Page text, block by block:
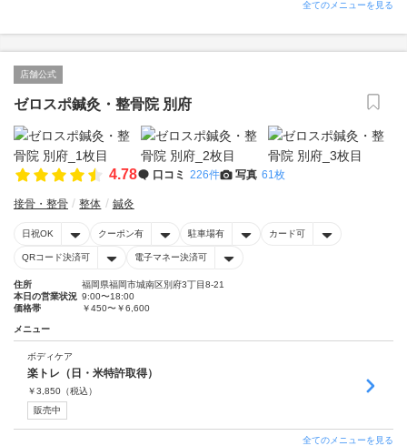
全てのメニューを見る
店舗公式
ゼロスポ鍼灸・整骨院 別府
4.78 口コミ 226件 写真 61枚
接骨・整骨 整体 鍼灸
日祝OK クーポン有 駐車場有 カード可
QRコード決済可 電子マネー決済可
住所
福岡県福岡市城南区別府3丁目8-21
本日の営業状況 9:00〜18:00
価格帯
￥450〜￥6,600
メニュー
ボディケア
楽トレ（日・米特許取得）
￥3,850 （税込）
販売中
全てのメニューを見る